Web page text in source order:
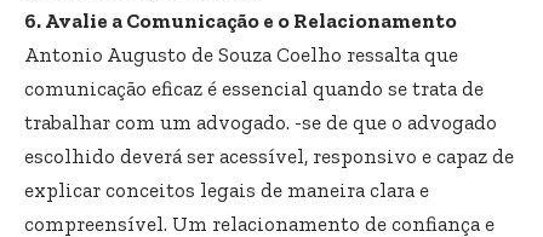
6. Avalie a Comunicação e o Relacionamento
Antonio Augusto de Souza Coelho ressalta que
comunicação eficaz é essencial quando se trata de
trabalhar com um advogado. -se de que o advogado
escolhido deverá ser acessível, responsivo e capaz de
explicar conceitos legais de maneira clara e
compreensível. Um relacionamento de confiança e